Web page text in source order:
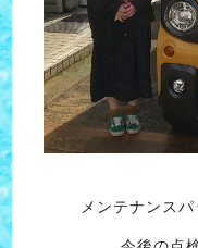
メンテナンス